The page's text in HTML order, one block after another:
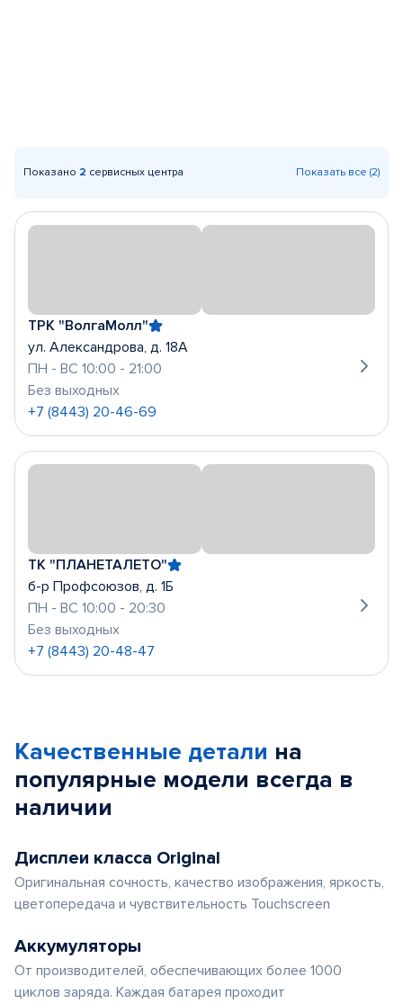
Показано 2 сервисных центра Показать все (2)
ТРК "ВолгаМолл"
ул. Александрова, д. 18А
ПН - ВС 10:00 - 21:00
Без выходных
+7 (8443) 20-46-69
ТК "ПЛАНЕТАЛЕТО"
б-р Профсоюзов, д. 1Б
ПН - ВС 10:00 - 20:30
Без выходных
+7 (8443) 20-48-47
Качественные детали на
популярные модели всегда в
наличии
Дисплеи класса Original
Оригинальная сочность, качество изображения, яркость,
цветопередача и чувствительность Touchscreen
Аккумуляторы
От производителей, обеспечивающих более 1000
циклов заряда. Каждая батарея проходит